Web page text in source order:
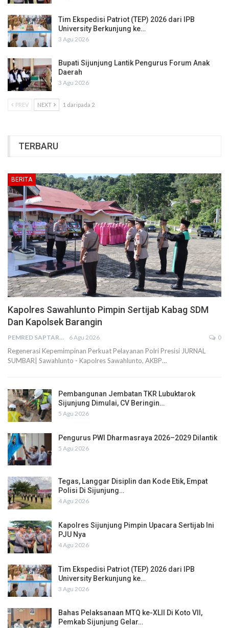
Tim Ekspedisi Patriot (TEP) 2026 dari IPB
University Berkunjung ke…
3 Agu 2026
Bupati Sijunjung Lantik Pengurus Forum Anak
Daerah
3 Agu 2026
PREV NEXT 1 daripada 2
TERBARU
BERITA
Kapolres Sawahlunto Pimpin Sertijab Kabag SDM
Dan Kapolsek Barangin
PEMRED SAPTARIUS 6 Agu 2026 0
Regenerasi Kepemimpinan Perkuat Pelayanan Polri Presisi JURNAL
SUMBAR| Sawahlunto - Kapolres Sawahlunto, AKBP…
Pembangunan Jembatan TKR Lubuktarok
Sijunjung Dimulai, CV Beringin…
5 Agu 2026
Pengurus PWI Dharmasraya 2026–2029 Dilantik
5 Agu 2026
Tegas, Langgar Disiplin dan Kode Etik, Empat
Polisi Di Sijunjung…
4 Agu 2026
Kapolres Sijunjung Pimpin Upacara Sertijab Ini
PJU Nya
4 Agu 2026
Tim Ekspedisi Patriot (TEP) 2026 dari IPB
University Berkunjung ke…
3 Agu 2026
Bahas Pelaksanaan MTQ ke-XLII Di Koto VII,
Pemkab Sijunjung Gelar…